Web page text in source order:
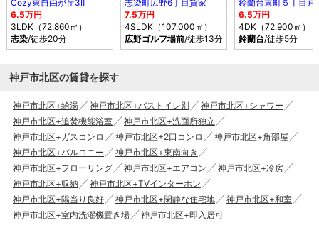
Cozy東自由が丘3Ⅱ
6.5万円
3LDK（72.860㎡）
志染/徒歩20分
志染町広野6丁目貸家
7.5万円
4SLDK（107.000㎡）
広野ゴルフ場前/徒歩13分
鈴蘭台東町５丁目戸
6.5万円
4DK（72.900㎡）
鈴蘭台/徒歩5分
神戸市北区の賃貸を探す
神戸市北区+給湯 神戸市北区+バストイレ別
神戸市北区+シャワー
神戸市北区+追焚機能浴室
神戸市北区+洗面所独立
神戸市北区+ガスコンロ
神戸市北区+2口コンロ
神戸市北区+角部屋
神戸市北区+バルコニー
神戸市北区+東南向き
神戸市北区+フローリング
神戸市北区+エアコン
神戸市北区+冷房
神戸市北区+収納
神戸市北区+TVインターホン
神戸市北区+陽当り良好
神戸市北区+閑静な住宅地
神戸市北区+和室
神戸市北区+室内洗濯機置き場
神戸市北区+即入居可